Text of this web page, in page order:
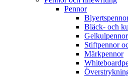
Pennor
Bläck- och
Gelkulpennor
Stiftpennor
Märkpennor